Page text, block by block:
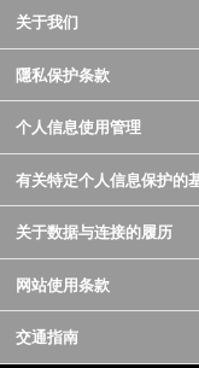
关于我们
隱私保护条款
个人信息使用管理
有关特定个人信息保护的
关于数据与连接的履历
网站使用条款
交通指南